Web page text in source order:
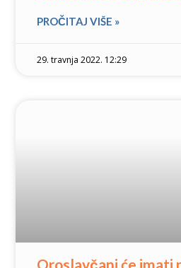
PROČITAJ VIŠE »
29. travnja 2022. 12:29
Oroslavčani će imati